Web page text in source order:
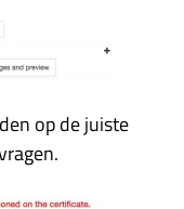
op de juiste